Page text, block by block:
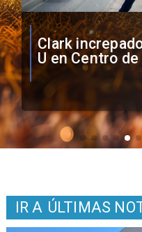
Vozinha firma
Colo como
IR A ÚLTIMAS